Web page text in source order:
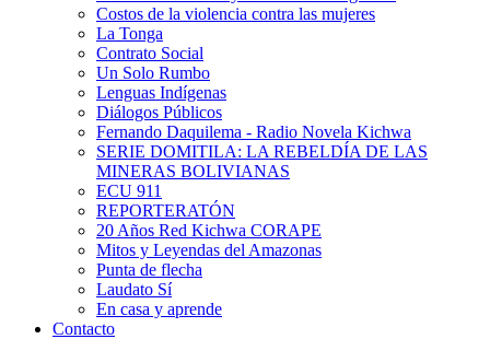
Costos de la violencia contra las mujeres
La Tonga
Contrato Social
Un Solo Rumbo
Lenguas Indígenas
Diálogos Públicos
Fernando Daquilema - Radio Novela Kichwa
SERIE DOMITILA: LA REBELDÍA DE LAS
MINERAS BOLIVIANAS
ECU 911
REPORTERATÓN
20 Años Red Kichwa CORAPE
Mitos y Leyendas del Amazonas
Punta de flecha
Laudato Sí
En casa y aprende
Contacto